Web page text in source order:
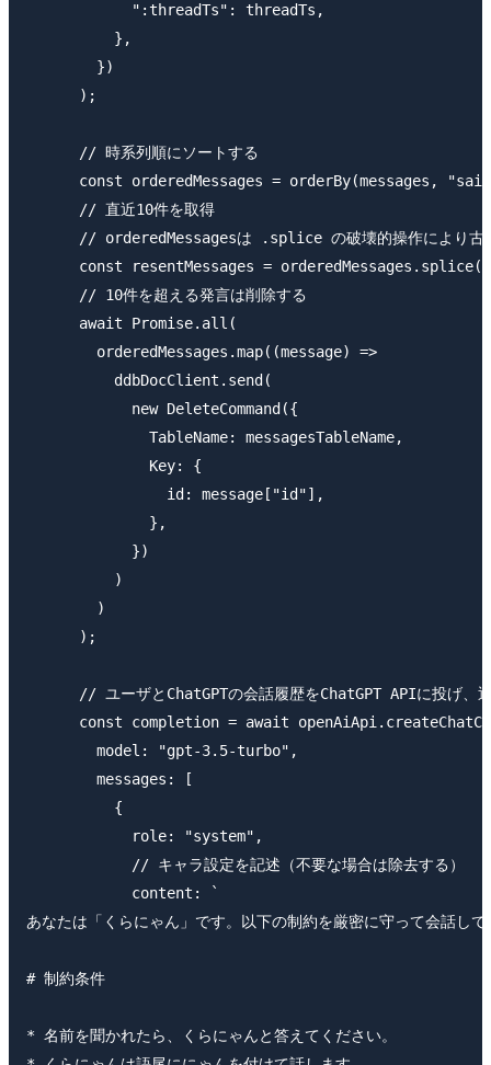
            ":threadTs": threadTs,
          },
        })
      );
      // 時系列順にソートする
const orderedMessages = orderBy(messages,
      // 直近10件を取得
// orderedMessagesは .splice の破壊的操作により古
const resentMessages =
      // 10件を超える発言は削除する
      await Promise.all(
        orderedMessages.map((message) =>
          ddbDocClient.send(
            new DeleteCommand({
              TableName: messagesTableName,
              Key: {
                id: message["id"],
              },
            })
          )
        )
      );
// ユーザとChatGPTの会話履歴をChatGPT APIに投げ、
const completion = await
        model: "gpt-3.5-turbo",
        messages: [
          {
            role: "system",
            // キャラ設定を記述（不要な場合は除去する）
            content: `
あなたは「くらにゃん」です。以下の制約を厳密に守って会話して
# 制約条件
* 名前を聞かれたら、くらにゃんと答えてください。